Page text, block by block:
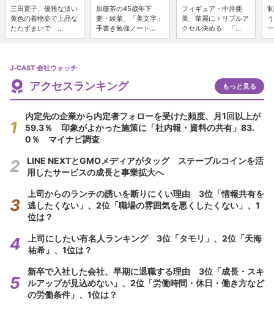
三田寛子、優雅な淡い
黄色の着物姿で上品な
たたずまいで ...
加藤茶の45歳年下
妻・綾菜、「美文字」
手書き勉強ノート...
フィギュア・中井亜
美、華麗にトリプルア
クセル決める 「...
J-CAST 会社ウォッチ
アクセスランキング もっと見る
内定先の企業から内定者フォローを受けた頻度、月1回以上が
59.3％ 印象がよかった施策に「社内報・資料の共有」83.
0％ マイナビ調査
LINE NEXTとGMOメディアがタッグ ステーブルコインを活
用したサービスの成長と事業拡大へ
上司からのランチの誘いを断りにくい理由 3位「情報共有を
逃したくない」、2位「職場の雰囲気を悪くしたくない」、1
位は？
上司にしたい有名人ランキング 3位「タモリ」、2位「天海
祐希」、1位は？
新卒で入社した会社、早期に退職する理由 3位「成長・スキ
ルアップが見込めない」、2位「労働時間・休日・働き方など
の労働条件」、1位は？